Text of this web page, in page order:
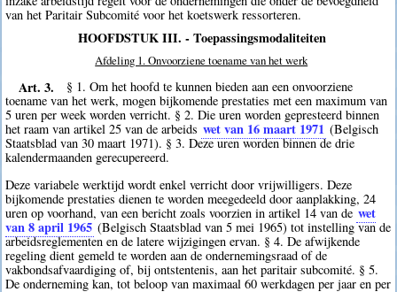
van het Paritair Subcomité voor het koetswerk ressorteren.
HOOFDSTUK III. - Toepassingsmodaliteiten
Afdeling 1. Onvoorziene toename van het werk
Art. 3.
§ 1. Om het hoofd te kunnen bieden aan een onvoorziene
toename van het werk, mogen bijkomende prestaties met een maximum van
5 uren per week worden verricht. § 2. Die uren worden gepresteerd binnen
het raam van artikel 25 van de arbeids wet van 16 maart 1971 (Belgisch
Staatsblad van 30 maart 1971). § 3. Deze uren worden binnen de drie
kalendermaanden gerecupereerd.
Deze variabele werktijd wordt enkel verricht door vrijwilligers. Deze
bijkomende prestaties dienen te worden meegedeeld door aanplakking, 24
uren op voorhand, van een bericht zoals voorzien in artikel 14 van de wet
van 8 april 1965 (Belgisch Staatsblad van 5 mei 1965) tot instelling van de
arbeidsreglementen en de latere wijzigingen ervan. § 4. De afwijkende
regeling dient gemeld te worden aan de ondernemingsraad of de
vakbondsafvaardiging of, bij ontstentenis, aan het paritair subcomité. § 5.
De onderneming kan, tot beloop van maximaal 60 werkdagen per jaar en per